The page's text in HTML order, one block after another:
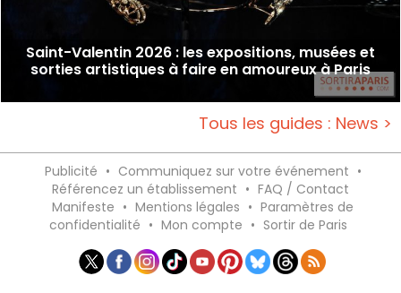
Saint-Valentin 2026 : les expositions, musées et
sorties artistiques à faire en amoureux à Paris
Tous les guides : News >
Publicité • Communiquez sur votre événement •
Référencez un établissement • FAQ / Contact
Manifeste • Mentions légales • Paramètres de
confidentialité • Mon compte • Sortir de Paris